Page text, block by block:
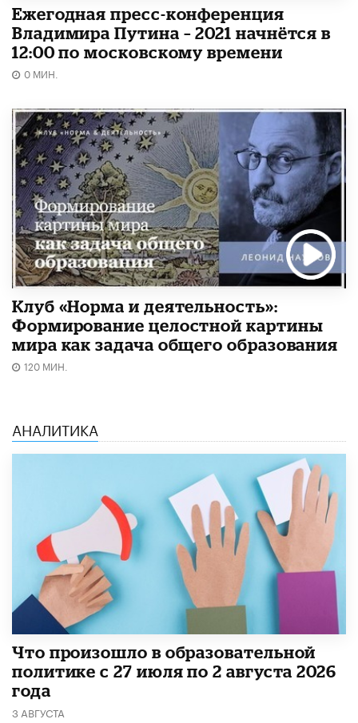
Ежегодная пресс-конференция
Владимира Путина – 2021 начнётся в
12:00 по московскому времени
0 МИН.
Клуб «Норма и деятельность»:
Формирование целостной картины
мира как задача общего образования
120 МИН.
АНАЛИТИКА
​Что произошло в образовательной
политике с 27 июля по 2 августа 2026
года
3 АВГУСТА